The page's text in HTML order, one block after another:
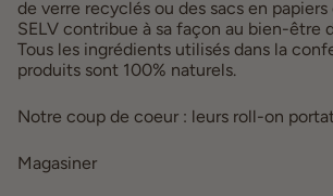
de verre recyclés ou des sacs en
SELV contribue à sa façon au bien-être
Tous les ingrédients utilisés dans la
produits sont 100% naturels.
Notre coup de coeur : leurs roll-on
Magasiner